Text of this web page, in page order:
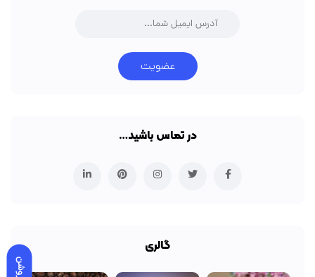
روشن
عضویت
در تماس باشید…
گالری